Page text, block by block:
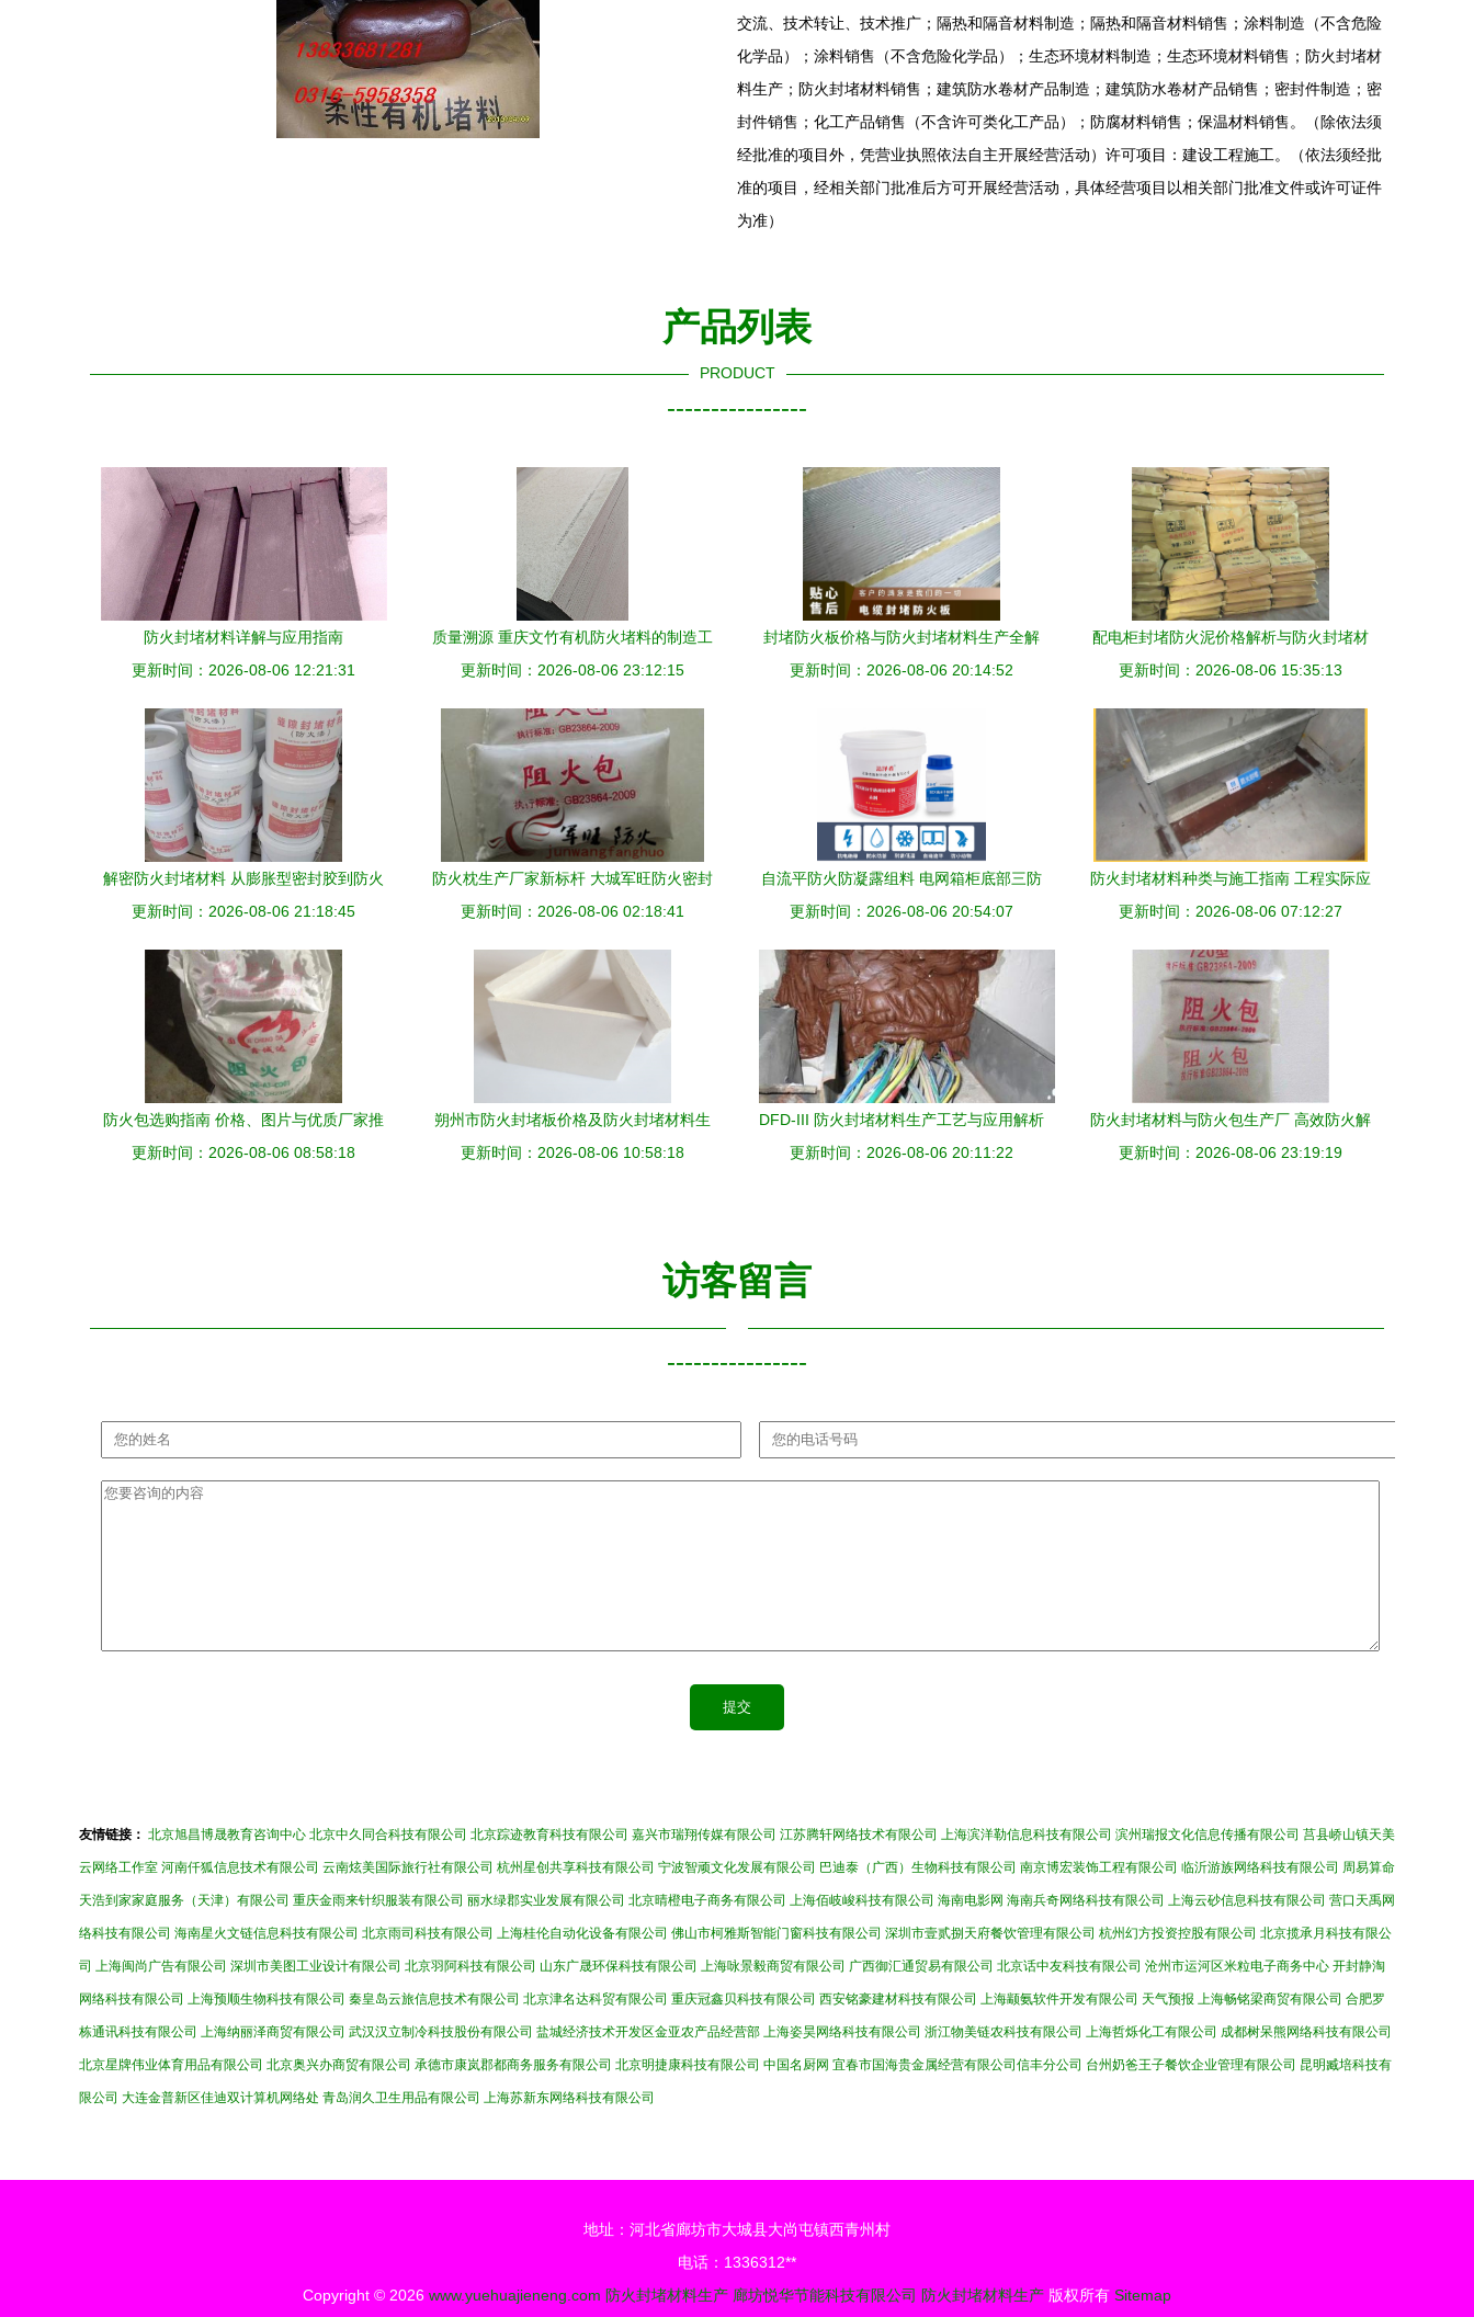
交流、技术转让、技术推广；隔热和隔音材料制造；隔热和隔音材料销售；涂料制造（不含危险
化学品）；涂料销售（不含危险化学品）；生态环境材料制造；生态环境材料销售；防火封堵材
料生产；防火封堵材料销售；建筑防水卷材产品制造；建筑防水卷材产品销售；密封件制造；密
封件销售；化工产品销售（不含许可类化工产品）；防腐材料销售；保温材料销售。（除依法须
经批准的项目外，凭营业执照依法自主开展经营活动）许可项目：建设工程施工。（依法须经批
准的项目，经相关部门批准后方可开展经营活动，具体经营项目以相关部门批准文件或许可证件
为准）
产品列表
PRODUCT
----------------
防火封堵材料详解与应用指南
更新时间：2026-08-06 12:21:31
质量溯源 重庆文竹有机防火堵料的制造工
艺与封堵安全应用
更新时间：2026-08-06 23:12:15
封堵防火板价格与防火封堵材料生产全解
析
更新时间：2026-08-06 20:14:52
配电柜封堵防火泥价格解析与防火封堵材
料生产要点
更新时间：2026-08-06 15:35:13
解密防火封堵材料 从膨胀型密封胶到防火
泥的实用指南
更新时间：2026-08-06 21:18:45
防火枕生产厂家新标杆 大城军旺防火密封
材料专业守护每个接口
更新时间：2026-08-06 02:18:41
自流平防火防凝露组料 电网箱柜底部三防
封堵的理想选择
更新时间：2026-08-06 20:54:07
防火封堵材料种类与施工指南 工程实际应
用与生产解析
更新时间：2026-08-06 07:12:27
防火包选购指南 价格、图片与优质厂家推
荐——中科商务网携手河北伟达诚防火材
更新时间：2026-08-06 08:58:18
朔州市防火封堵板价格及防火封堵材料生
产概览
更新时间：2026-08-06 10:58:18
DFD-III 防火封堵材料生产工艺与应用解析
更新时间：2026-08-06 20:11:22
防火封堵材料与防火包生产厂 高效防火解
决方案推荐
更新时间：2026-08-06 23:19:19
访客留言
----------------
友情链接： 北京旭昌博晟教育咨询中心 北京中久同合科技有限公司 北京踪迹教育科技有限公司 嘉兴市瑞翔传媒有限公司 江苏腾轩网络技术有限公司 上海滨洋勒信息科技有限公司 滨州瑞报文化信息传播有限公司 莒县峤山镇天美
云网络工作室 河南仟狐信息技术有限公司 云南炫美国际旅行社有限公司 杭州星创共享科技有限公司 宁波智顽文化发展有限公司 巴迪泰（广西）生物科技有限公司 南京博宏装饰工程有限公司 临沂游族网络科技有限公司 周易算命
天浩到家家庭服务（天津）有限公司 重庆金雨来针织服装有限公司 丽水绿郡实业发展有限公司 北京晴橙电子商务有限公司 上海佰岐峻科技有限公司 海南电影网 海南兵奇网络科技有限公司 上海云砂信息科技有限公司 营口天禹网
络科技有限公司 海南星火文链信息科技有限公司 北京雨司科技有限公司 上海桂伦自动化设备有限公司 佛山市柯雅斯智能门窗科技有限公司 深圳市壹贰捌天府餐饮管理有限公司 杭州幻方投资控股有限公司 北京揽承月科技有限公
司 上海闽尚广告有限公司 深圳市美图工业设计有限公司 北京羽阿科技有限公司 山东广晟环保科技有限公司 上海咏景毅商贸有限公司 广西御汇通贸易有限公司 北京话中友科技有限公司 沧州市运河区米粒电子商务中心 开封静淘
网络科技有限公司 上海预顺生物科技有限公司 秦皇岛云旅信息技术有限公司 北京津名达科贸有限公司 重庆冠鑫贝科技有限公司 西安铭豪建材科技有限公司 上海颛氨软件开发有限公司 天气预报 上海畅铭梁商贸有限公司 合肥罗
栋通讯科技有限公司 上海纳丽泽商贸有限公司 武汉汉立制冷科技股份有限公司 盐城经济技术开发区金亚农产品经营部 上海姿昊网络科技有限公司 浙江物美链农科技有限公司 上海哲烁化工有限公司 成都树呆熊网络科技有限公司
北京星牌伟业体育用品有限公司 北京奥兴办商贸有限公司 承德市康岚郡都商务服务有限公司 北京明捷康科技有限公司 中国名厨网 宜春市国海贵金属经营有限公司信丰分公司 台州奶爸王子餐饮企业管理有限公司 昆明臧培科技有
限公司 大连金普新区佳迪双计算机网络处 青岛润久卫生用品有限公司 上海苏新东网络科技有限公司
地址：河北省廊坊市大城县大尚屯镇西青州村
电话：1336312**
Copyright © 2026 www.yuehuajieneng.com 防火封堵材料生产 廊坊悦华节能科技有限公司 防火封堵材料生产 版权所有 Sitemap